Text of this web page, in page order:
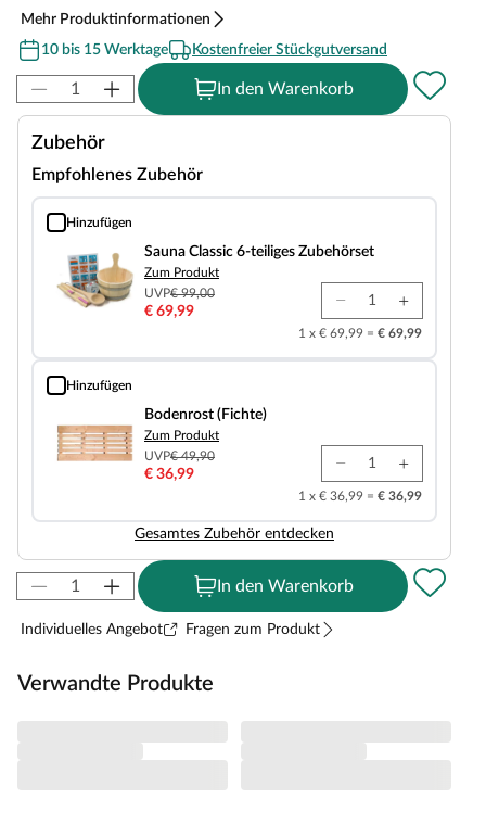
Mehr Produktinformationen
10 bis 15 Werktage
Kostenfreier Stückgutversand
In den Warenkorb
Zubehör
Empfohlenes Zubehör
Hinzufügen
Sauna Classic 6-teiliges Zubehörset
Sauna Classic 6-teiliges Zubehörset
Zum Produkt
UVP€ 99,00
€ 69,99
1 x € 69,99 = € 69,99
Hinzufügen
Bodenrost (Fichte)
Bodenrost (Fichte)
Zum Produkt
UVP€ 49,90
€ 36,99
1 x € 36,99 = € 36,99
Gesamtes Zubehör entdecken
In den Warenkorb
Individuelles Angebot Fragen zum Produkt
Verwandte Produkte